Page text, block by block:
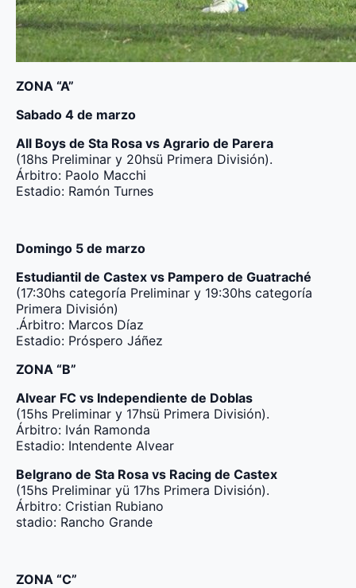
ZONA “A”
Sabado 4 de marzo
All Boys de Sta Rosa vs Agrario de Parera
(18hs Preliminar y 20hsü Primera División).
Árbitro: Paolo Macchi
Estadio: Ramón Turnes
Domingo 5 de marzo
Estudiantil de Castex vs Pampero de Guatraché
(17:30hs categoría Preliminar y 19:30hs categoría
Primera División)
.Árbitro: Marcos Díaz
Estadio: Próspero Jáñez
ZONA “B”
Alvear FC vs Independiente de Doblas
(15hs Preliminar y 17hsü Primera División).
Árbitro: Iván Ramonda
Estadio: Intendente Alvear
Belgrano de Sta Rosa vs Racing de Castex
(15hs Preliminar yü 17hs Primera División).
Árbitro: Cristian Rubiano
stadio: Rancho Grande
ZONA “C”